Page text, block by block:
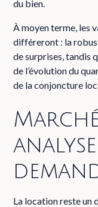
du bien.
À moyen terme, les
différeront : la
de surprises, tandis
de l’évolution du
de la conjoncture
La location reste un